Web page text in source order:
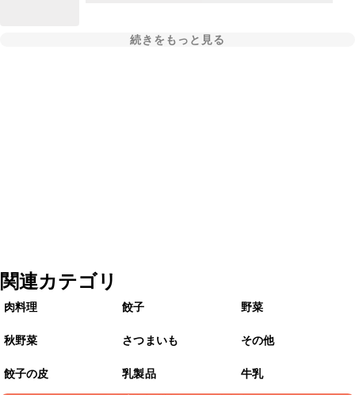
続きをもっと見る
関連カテゴリ
肉料理 餃子 野菜
秋野菜 さつまいも その他
餃子の皮 乳製品
牛乳